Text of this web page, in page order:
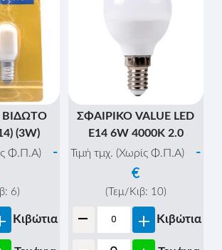
(3W)
Φ.Π.Α)
-
6)
Κιβώτια
ΣΦΑΙΡΙΚΟ VALUE LED
Ε14 6W 4000K 2.0
Τιμή τμχ. (Χωρίς Φ.Π.Α)
-
€
(Τεμ/Κιβ: 10)
- + Κιβώτια